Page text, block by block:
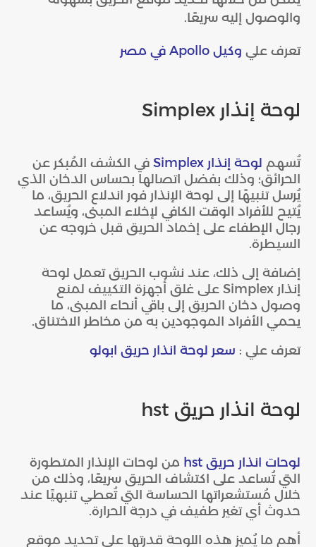
والوصول إليه سريعًا.
تعرف علي وكيل Apollo في مصر
لوحة إنذار Simplex
تُسهم لوحة إنذار Simplex
في الكشف المُبكر عن
الحرائق؛ وذلك بفضل اتصالها بحساس الدخان الذي
يُرسل تنبيهًا إلى لوحة الإنذار فور اندلاع الحريق، ما
يُتيح للأفراد الوقت الكافي لإخلاء المبنى، ويُساعد
رجال الإطفاء على إخماد الحريق قبل خروجه عن
السيطرة.
إضافة إلى ذلك، عند نشوب الحريق تعمل لوحة
إنذار Simplex على غلق أجهزة التكييف لمنع
وصول دخان الحريق إلى باقي أنحاء المبنى، ما
يحمي الأفراد الموجودين به من مخاطر الاختناق.
تعرف علي : سعر لوحة انذار حريق ابولو
لوحة انذار حريق hst
لوحات انذار حريق hst
من لوحات الإنذار المتطورة
التي تُساعد على اكتشاف الحريق سريعًا، وذلك من
خلال مُستشعراتها الحساسة التي تُعطي تنبهيًا عند
حدوث أي تغير طفيف في درجة الحرارة.
أهم ما يُميز هذه اللوحة قدرتها على تحديد موقع